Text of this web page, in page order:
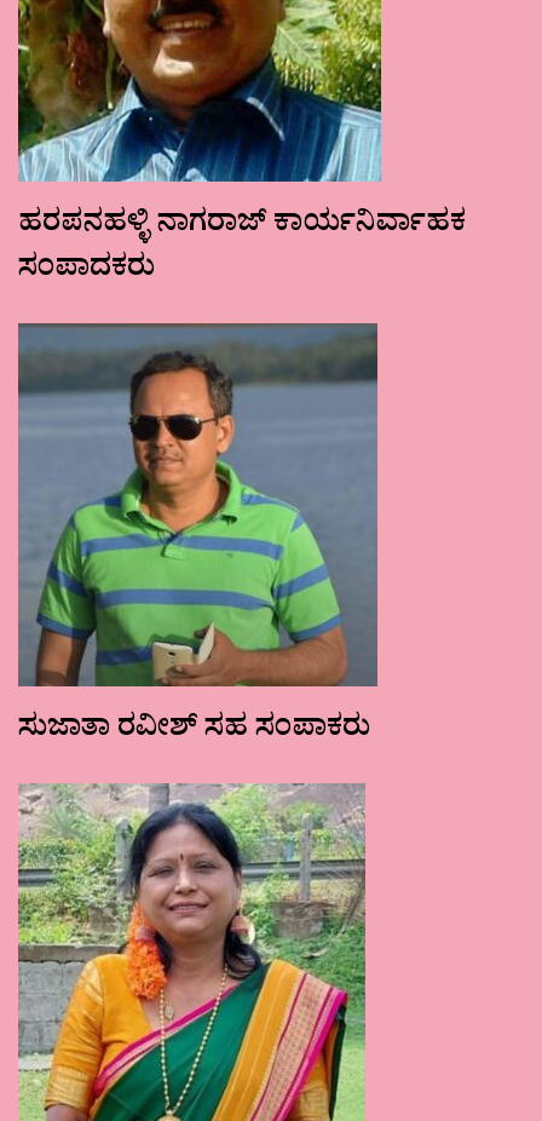
ಹರಪನಹಳ್ಳಿ ನಾಗರಾಜ್ ಕಾರ್ಯನಿರ್ವಾಹಕ
ಸಂಪಾದಕರು
ಸುಜಾತಾ ರವೀಶ್ ಸಹ ಸಂಪಾಕರು